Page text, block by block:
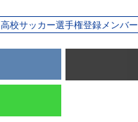
高校サッカー選手権登録メンバー